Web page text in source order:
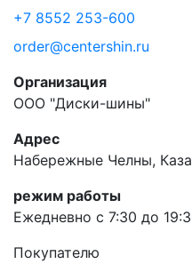
+7 8552 253-600
order@centershin.ru
Организация
ООО "Диски-шины"
Адрес
Набережные Челны,
режим работы
Ежедневно с 7:30 до
Покупателю